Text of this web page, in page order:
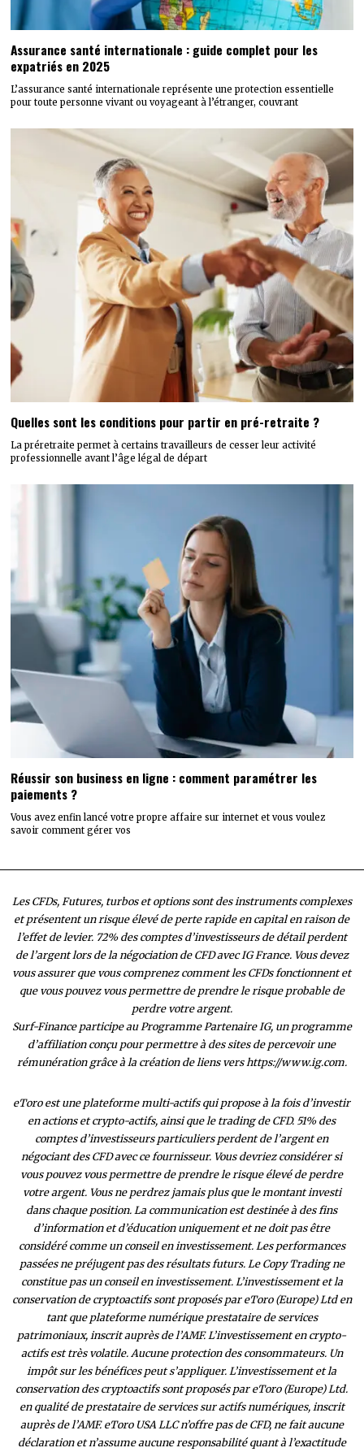
Assurance santé internationale : guide complet pour les
expatriés en 2025
L’assurance santé internationale représente une protection essentielle
pour toute personne vivant ou voyageant à l’étranger, couvrant
Quelles sont les conditions pour partir en pré-retraite ?
​La préretraite permet à certains travailleurs de cesser leur activité
professionnelle avant l’âge légal de départ
Réussir son business en ligne : comment paramétrer les
paiements ?
Vous avez enfin lancé votre propre affaire sur internet et vous voulez
savoir comment gérer vos
Les CFDs, Futures, turbos et options sont des instruments complexes
et présentent un risque élevé de perte rapide en capital en raison de
l’effet de levier. 72% des comptes d’investisseurs de détail perdent
de l’argent lors de la négociation de CFD avec IG France. Vous devez
vous assurer que vous comprenez comment les CFDs fonctionnent et
que vous pouvez vous permettre de prendre le risque probable de
perdre votre argent.
Surf-Finance participe au Programme Partenaire IG, un programme
d’affiliation conçu pour permettre à des sites de percevoir une
rémunération grâce à la création de liens vers https://www.ig.com.
eToro est une plateforme multi-actifs qui propose à la fois d’investir
en actions et crypto-actifs, ainsi que le trading de CFD. 51% des
comptes d’investisseurs particuliers perdent de l’argent en
négociant des CFD avec ce fournisseur. Vous devriez considérer si
vous pouvez vous permettre de prendre le risque élevé de perdre
votre argent. Vous ne perdrez jamais plus que le montant investi
dans chaque position. La communication est destinée à des fins
d’information et d’éducation uniquement et ne doit pas être
considéré comme un conseil en investissement. Les performances
passées ne préjugent pas des résultats futurs. Le Copy Trading ne
constitue pas un conseil en investissement. L’investissement et la
conservation de cryptoactifs sont proposés par eToro (Europe) Ltd en
tant que plateforme numérique prestataire de services
patrimoniaux, inscrit auprès de l’AMF. L’investissement en crypto-
actifs est très volatile. Aucune protection des consommateurs. Un
impôt sur les bénéfices peut s’appliquer. L’investissement et la
conservation des cryptoactifs sont proposés par eToro (Europe) Ltd.
en qualité de prestataire de services sur actifs numériques, inscrit
auprès de l’AMF. eToro USA LLC n’offre pas de CFD, ne fait aucune
déclaration et n’assume aucune responsabilité quant à l’exactitude